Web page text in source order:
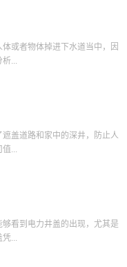
强小区路面的承重载荷，同时
货物据网络大数据统计结果显
工简单等优点，故而绝大多数
等也在探寻优质的沟盖板。沟
或者物体掉进下水道当中，因
...
相对高的要求。第二：安全效
灰降落到井里，对于防沉降井
盖脱落或者破损，造成行人跌
哪一家，之后再去选择这一家
盖道路和家中的深井，防止人
...
工程师才可以制造出好的防沉
当中，而每一个城市都会实行
为防沉降井盖主要是需要符合
看到电力井盖的出现，尤其是
...